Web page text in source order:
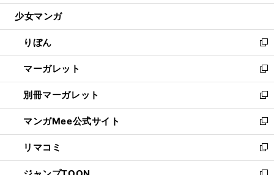
開
ウ
開
く
ン
ウ
で
開
く
ウ
ン
ド
ウ
で
開
く
し
ウ
ィ
ン
ド
ウ
で
開
く
少女マンガ
りぼん
新
し
い
ウ
ィ
ン
ド
ウ
で
開
マーガレット
新
し
い
ウ
ィ
ン
ド
ウ
別冊マーガレット
新
し
い
ウ
ィ
ン
マンガMee公式サイト
新
し
い
ウ
リマコミ
新
し